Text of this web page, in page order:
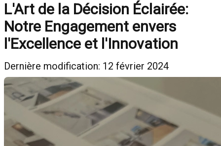
L'Art de la Décision Éclairée:
Notre Engagement envers
l'Excellence et l'Innovation
Dernière modification: 12 février 2024